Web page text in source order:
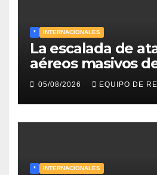
* INTERNACIONALES
La escalada de
aéreos masivos
sobre Kiev y
energéticos eleva
en el conflicto
05/08/2026 EQUIPO DE
* INTERNACIONALES